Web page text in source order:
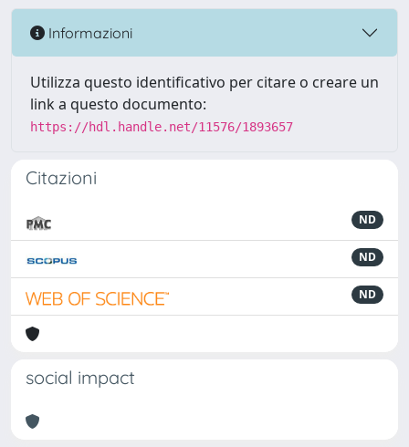
Informazioni
Utilizza questo identificativo per citare o creare un
link a questo documento:
https://hdl.handle.net/11576/1893657
Citazioni
ND
ND
ND
social impact